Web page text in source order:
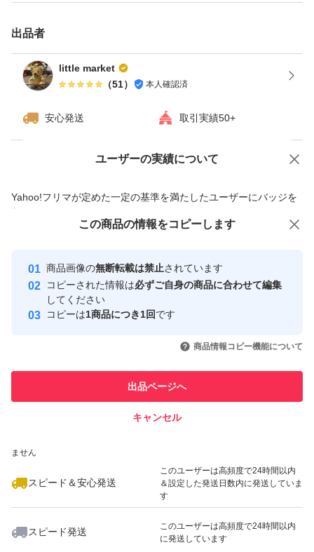
出品者
little market
（51） 本人確認済
安心発送 取引実績50+
ユーザーの実績について
Yahoo!フリマが定めた一定の基準を満たしたユーザーにバッジを
付与しています
安心取引出品者
心・安全なユーザーです
取引実績
引を完了させた実績があります
での取引実績があります
ません
スピード＆安心発送
このユーザーは高頻度で24時間以内
＆設定した発送日数内に発送していま
す
スピード発送
このユーザーは高頻度で24時間以内
に発送しています
価格の相談 商品への質問
この商品の情報をコピーします
商品画像の無断転載は禁止されています
コピーされた情報は必ずご自身の商品に合わせて編集
してください
コピーは1商品につき1回です
商品情報コピー機能について
出品ページへ
キャンセル
この商品をみている人にオススメ
いいね！
3,300